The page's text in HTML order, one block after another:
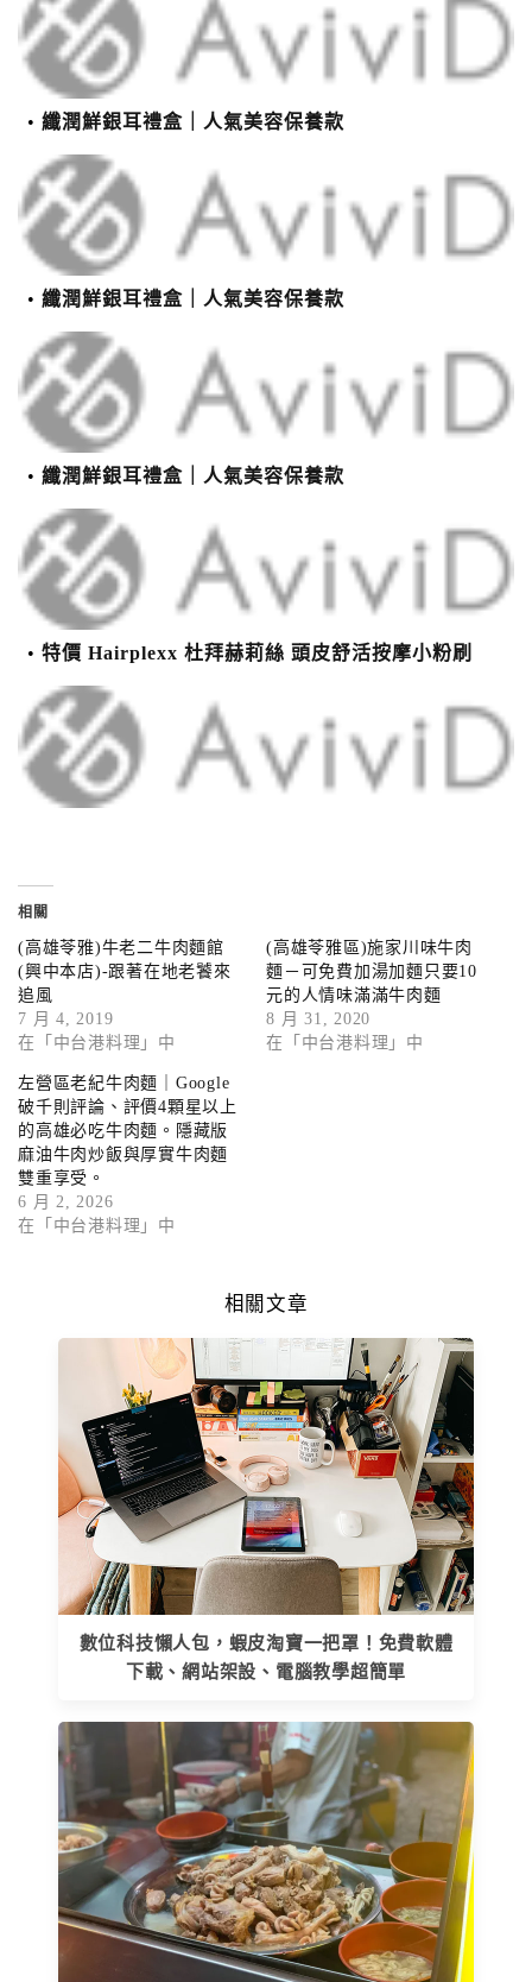
纖潤鮮銀耳禮盒｜人氣美容保養款
纖潤鮮銀耳禮盒｜人氣美容保養款
纖潤鮮銀耳禮盒｜人氣美容保養款
特價 Hairplexx 杜拜赫莉絲 頭皮舒活按摩小粉刷
相關
(高雄苓雅)牛老二牛肉麵館
(興中本店)-跟著在地老饕來
追風
7 月 4, 2019
在「中台港料理」中
(高雄苓雅區)施家川味牛肉
麵－可免費加湯加麵只要10
元的人情味滿滿牛肉麵
8 月 31, 2020
在「中台港料理」中
左營區老紀牛肉麵｜Google
破千則評論、評價4顆星以上
的高雄必吃牛肉麵。隱藏版
麻油牛肉炒飯與厚實牛肉麵
雙重享受。
6 月 2, 2026
在「中台港料理」中
相關文章
數位科技懶人包，蝦皮淘寶一把罩！免費軟體
下載、網站架設、電腦教學超簡單